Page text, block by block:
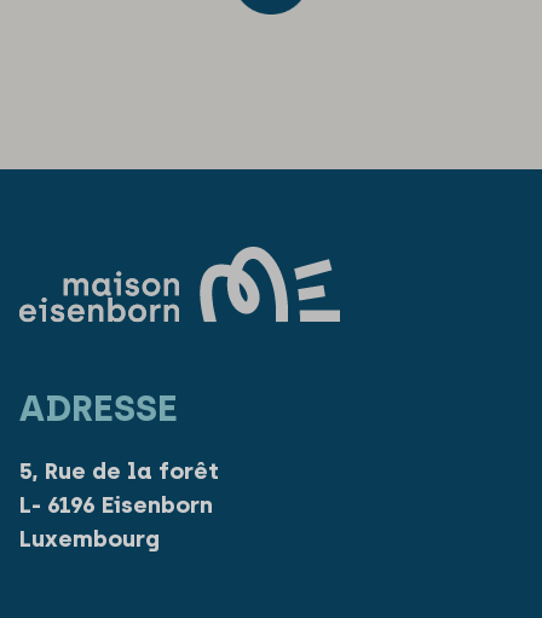
ADRESSE
5, Rue de la forêt
L- 6196 Eisenborn
Luxembourg